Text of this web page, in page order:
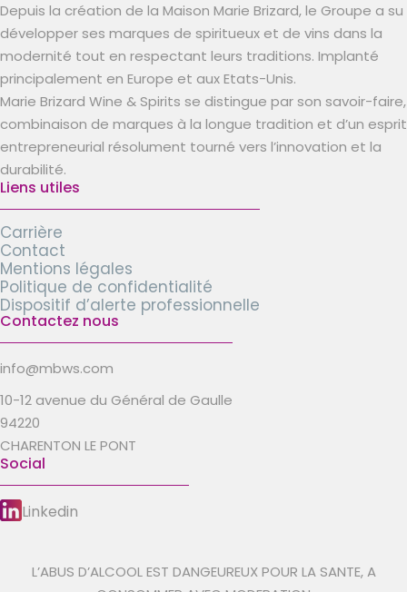
Depuis la création de la Maison Marie Brizard, le Groupe a su
développer ses marques de spiritueux et de vins dans la
modernité tout en respectant leurs traditions. Implanté
principalement en Europe et aux Etats-Unis.
Marie Brizard Wine & Spirits se distingue par son savoir-faire,
combinaison de marques à la longue tradition et d’un esprit
entrepreneurial résolument tourné vers l’innovation et la
durabilité.
Liens utiles
Carrière
Contact
Mentions légales
Politique de confidentialité
Dispositif d’alerte professionnelle
Contactez nous
info@mbws.com
10-12 avenue du Général de Gaulle
94220
CHARENTON LE PONT
Social
Linkedin
L’ABUS D’ALCOOL EST DANGEUREUX POUR LA SANTE, A